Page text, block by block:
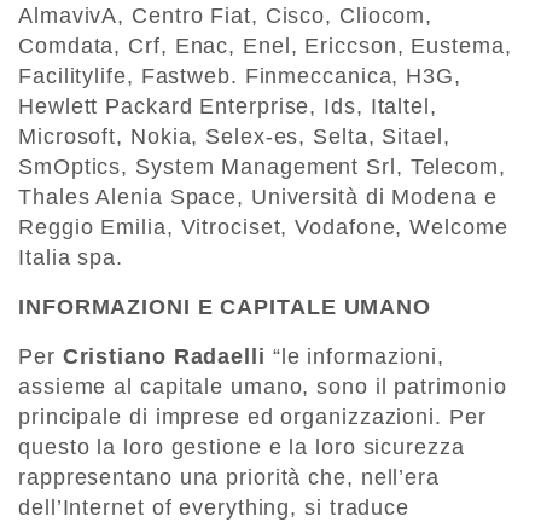
AlmavivA, Centro Fiat, Cisco, Cliocom,
Comdata, Crf, Enac, Enel, Ericcson, Eustema,
Facilitylife, Fastweb. Finmeccanica, H3G,
Hewlett Packard Enterprise, Ids, Italtel,
Microsoft, Nokia, Selex-es, Selta, Sitael,
SmOptics, System Management Srl, Telecom,
Thales Alenia Space, Università di Modena e
Reggio Emilia, Vitrociset, Vodafone, Welcome
Italia spa.
INFORMAZIONI E CAPITALE UMANO
Per Cristiano Radaelli “le informazioni,
assieme al capitale umano, sono il patrimonio
principale di imprese ed organizzazioni. Per
questo la loro gestione e la loro sicurezza
rappresentano una priorità che, nell’era
dell’Internet of everything, si traduce